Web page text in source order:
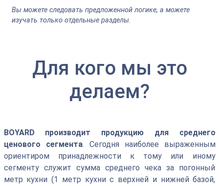
Вы можете следовать предложенной логике, а можете
изучать только отдельные разделы.
Для кого мы это
делаем?
BOYARD производит продукцию для среднего
ценового сегмента. Сегодня наиболее выраженным
ориентиром принадлежности к тому или иному
сегменту служит сумма среднего чека за погонный
метр кухни (1 метр кухни с верхней и нижней базой,